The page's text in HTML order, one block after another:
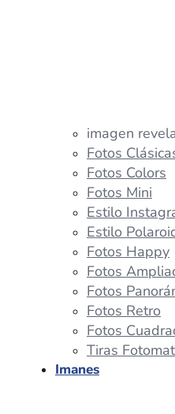
imagen
Fotos
Fotos Colors
Fotos Mini
Estilo
Estilo
Fotos Happy
Fotos
Fotos
Fotos Retro
Fotos
Tiras
Imanes